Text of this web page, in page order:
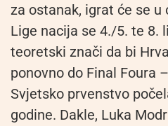
za ostanak, igrat će se u
Lige nacija se 4./5. te 8.
teoretski znači da bi
ponovno do Final Foura
Svjetsko prvenstvo
godine. Dakle, Luka